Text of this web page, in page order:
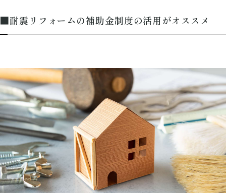
■耐震リフォームの補助金制度の活用がオススメ